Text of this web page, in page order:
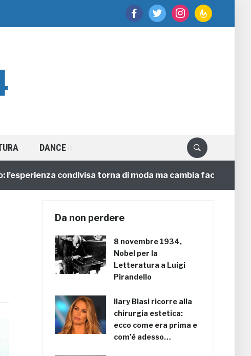
facebooktwitter instagramfeedburner
DANCE
condivisa torna di moda ma cambia faccia
Da non perdere
8 novembre 1934,
Nobel per la
Letteratura a Luigi
Pirandello
Ilary Blasi ricorre alla
chirurgia estetica:
ecco come era prima e
com’è adesso…